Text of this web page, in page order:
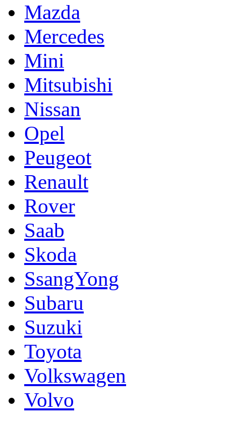
Mazda
Mercedes
Mini
Mitsubishi
Nissan
Opel
Peugeot
Renault
Rover
Saab
Skoda
SsangYong
Subaru
Suzuki
Toyota
Volkswagen
Volvo